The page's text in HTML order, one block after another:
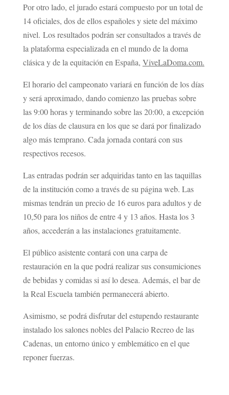
Por otro lado, el jurado estará compuesto por un total de
14 oficiales, dos de ellos españoles y siete del máximo
nivel. Los resultados podrán ser consultados a través de
la plataforma especializada en el mundo de la doma
clásica y de la equitación en España, ViveLaDoma.com.
El horario del campeonato variará en función de los días
y será aproximado, dando comienzo las pruebas sobre
las 9:00 horas y terminando sobre las 20:00, a excepción
de los días de clausura en los que se dará por finalizado
algo más temprano. Cada jornada contará con sus
respectivos recesos.
Las entradas podrán ser adquiridas tanto en las taquillas
de la institución como a través de su página web. Las
mismas tendrán un precio de 16 euros para adultos y de
10,50 para los niños de entre 4 y 13 años. Hasta los 3
años, accederán a las instalaciones gratuitamente.
El público asistente contará con una carpa de
restauración en la que podrá realizar sus consumiciones
de bebidas y comidas si así lo desea. Además, el bar de
la Real Escuela también permanecerá abierto.
Asimismo, se podrá disfrutar del estupendo restaurante
instalado los salones nobles del Palacio Recreo de las
Cadenas, un entorno único y emblemático en el que
reponer fuerzas.